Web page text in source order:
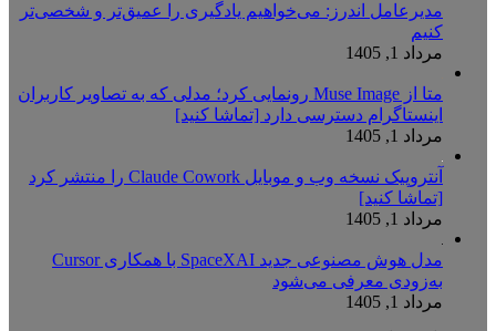
مدیرعامل اندرز: می‌خواهیم یادگیری را عمیق‌تر و شخصی‌تر
کنیم
مرداد 1, 1405
متا از Muse Image رونمایی کرد؛ مدلی که به تصاویر کاربران
اینستاگرام دسترسی دارد [تماشا کنید]
مرداد 1, 1405
آنتروپیک نسخه وب و موبایل Claude Cowork را منتشر کرد
[تماشا کنید]
مرداد 1, 1405
مدل هوش مصنوعی جدید SpaceXAI با همکاری Cursor
به‌زودی معرفی می‌شود
مرداد 1, 1405